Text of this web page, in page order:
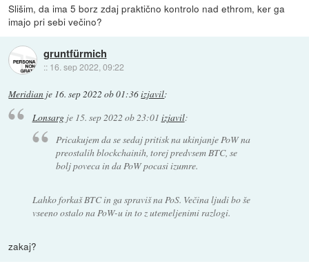
Slišim, da ima 5 borz zdaj praktično kontrolo nad ethrom, ker ga
imajo pri sebi večino?
gruntfürmich
:: 16. sep 2022, 09:22
Meridian je 16. sep 2022 ob 01:36izjavil:
Lonsargje 15. sep 2022 ob 23:01 izjavil:
Pricakujem da se sedaj pritisk na ukinjanje PoW na
preostalih blockchainih, torej predvsem BTC, se
bolj poveca in da PoW pocasi izumre.
Lahko forkaš BTC in ga spraviš na PoS. Večina ljudi bo še
vseeno ostalo na PoW-u in to z utemeljenimi razlogi.
zakaj?